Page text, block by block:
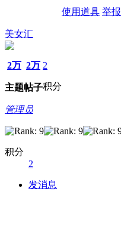
使用道具 举报
美女汇
2万
主题
2万
帖子
2
积分
管理员
积分
2
发消息